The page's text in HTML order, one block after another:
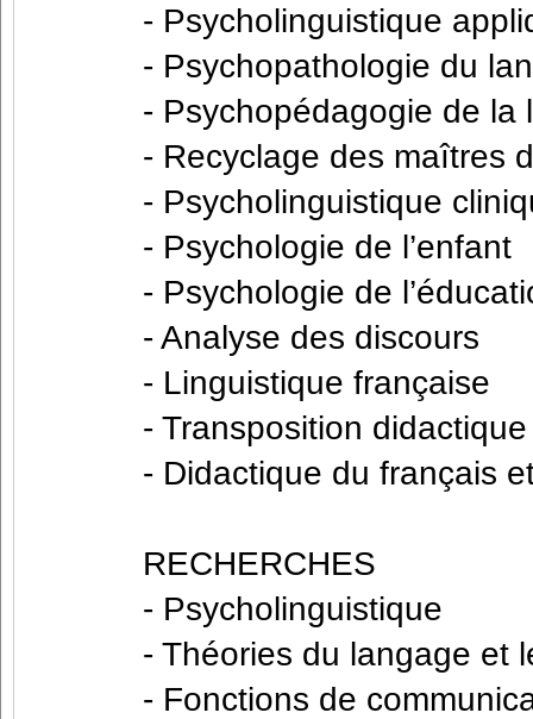
- Psycholinguistique
- Psychopathologie du
- Psychopédagogie de la
- Recyclage des maîtres
- Psycholinguistique
- Psychologie de l’enfant
- Psychologie de
- Analyse des discours
- Linguistique française
- Transposition didactique
- Didactique du français
RECHERCHES
- Psycholinguistique
- Théories du langage et
- Fonctions de